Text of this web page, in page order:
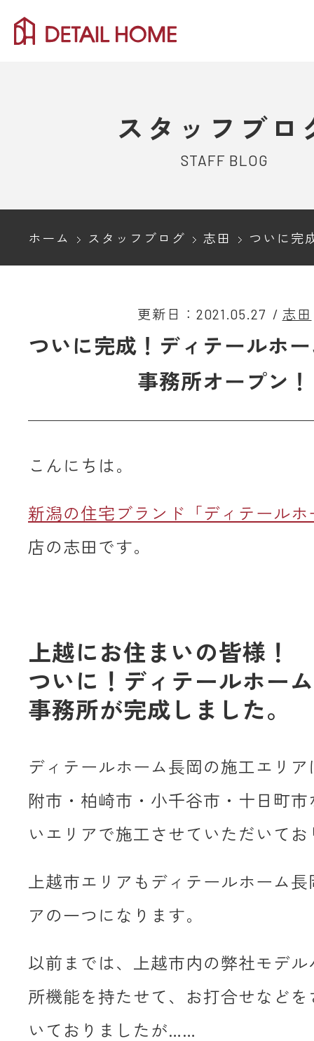
スタッフブロ
STAFF BLOG
ホーム スタッフブログ 志田 ついに完成！ディテー
更新日：2021.05.27 / 志田
ついに完成！ディテールホ
事務所オープン！
こんにちは。
新潟の住宅ブランド「ディテールホ
店の志田です。
上越にお住まいの皆様！
ついに！ディテールホー
事務所が完成しました。
ディテールホーム長岡の施工エリ
附市・柏崎市・小千谷市・十日町
いエリアで施工させていただいてお
上越市エリアもディテールホーム
アの一つになります。
以前までは、上越市内の弊社モデ
所機能を持たせて、お打合せなど
いておりましたが……